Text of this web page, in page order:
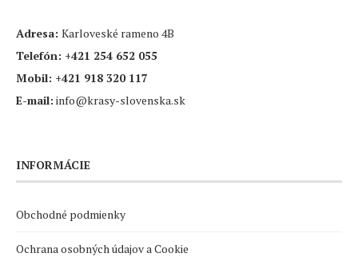
Adresa: Karloveské rameno 4B
Telefón: +421 254 652 055
Mobil: +421 918 320 117
E-mail: info@krasy-slovenska.sk
INFORMÁCIE
Obchodné podmienky
Ochrana osobných údajov a Cookie